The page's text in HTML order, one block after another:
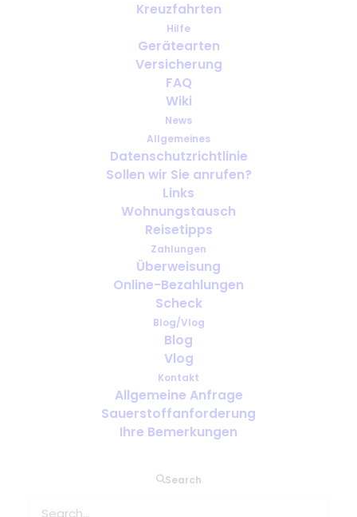
Kreuzfahrten
Hilfe
Gerätearten
Versicherung
FAQ
Wiki
News
Allgemeines
Datenschutzrichtlinie
Sollen wir Sie anrufen?
Links
Wohnungstausch
Reisetipps
Zahlungen
Überweisung
Online-Bezahlungen
Scheck
Blog/Vlog
Blog
Vlog
Kontakt
Allgemeine Anfrage
Sauerstoffanforderung
Ihre Bemerkungen
Search
voyager en voiture avec de
l'oxygène médical
APRIL 2, 2024 | INFRANÇAIS
Une excellente information sur
sur les conseils de sécurité pour voyager avec de